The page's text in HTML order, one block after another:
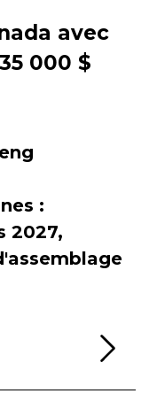
avec
000 $
:
2027,